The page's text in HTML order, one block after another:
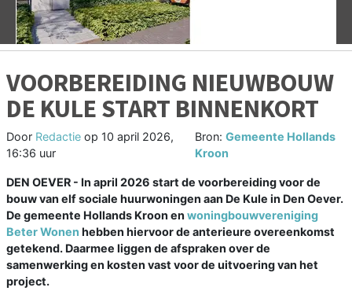
VOORBEREIDING NIEUWBOUW
DE KULE START BINNENKORT
Door Redactie op 10 april 2026,
16:36 uur
Bron: Gemeente Hollands
Kroon
DEN OEVER - In april 2026 start de voorbereiding voor de
bouw van elf sociale huurwoningen aan De Kule in Den Oever.
De gemeente Hollands Kroon en woningbouwvereniging
Beter Wonen hebben hiervoor de anterieure overeenkomst
getekend. Daarmee liggen de afspraken over de
samenwerking en kosten vast voor de uitvoering van het
project.